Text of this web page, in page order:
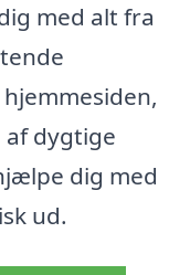
med alt fra
af dygtige
dig med
ud.